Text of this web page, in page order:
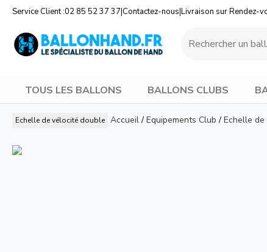
Service Client :02 85 52 37 37|Contactez-nous|Livraison sur Rendez-
TOUS LES BALLONS BALLONS CLUBS
Echelle de vélocité double Accueil/ Equipements Club / Echelle